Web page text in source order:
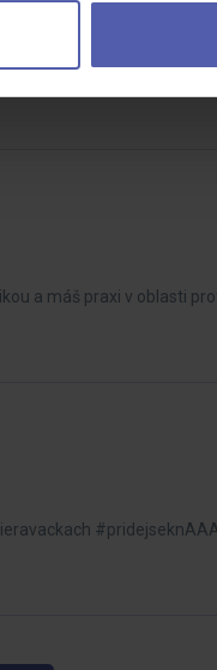
• Kontrola
a máš praxi v oblasti